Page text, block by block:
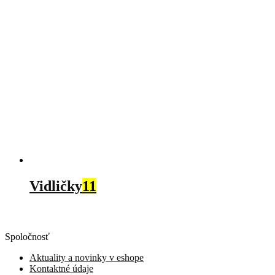
Vidličky11
Spoločnosť
Aktuality a novinky v eshope
Kontaktné údaje